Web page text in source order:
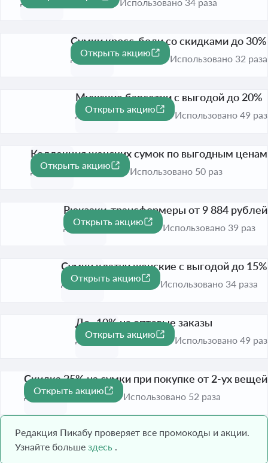
-30%
Сумки кросс-боди со скидками до 30%
До 1 сент. 2026
Открыть акцию
Использовано 32 раза
-20%
Мужские барсетки с выгодой до 20%
До 1 сент. 2026
Открыть акцию
Использовано 49 раз
Коллекция женских сумок по выгодным ценам
До 1 сент. 2026
Открыть акцию
Использовано 50 раз
Рюкзаки-трансформеры от 9 884 рублей
До 1 сент. 2026
Открыть акцию
Использовано 39 раз
-15%
Сумки клатчи женские с выгодой до 15%
До 1 сент. 2026
Открыть акцию
Использовано 34 раза
-10%
До -10% на оптовые заказы
До 1 сент. 2026
Открыть акцию
Использовано 49 раз
25 ₽
Скидка 25% на сумки при покупке от 2-ух вещей
До 1 сент. 2026
Открыть акцию
Использовано 52 раза
Редакция Пикабу проверяет все промокоды и акции.
Узнайте больше здесь .